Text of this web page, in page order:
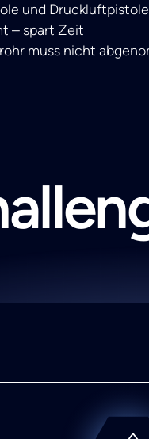
und
– spart Zeit
muss nicht